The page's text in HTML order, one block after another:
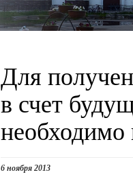
Для
в счет
необходимо
6 ноября 2013